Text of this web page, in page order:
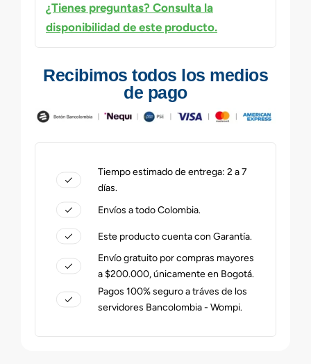
¿Tienes preguntas? Consulta la
disponibilidad de este producto.
Recibimos todos los medios
de pago
Tiempo estimado de entrega: 2 a 7
días.
Envíos a todo Colombia.
Este producto cuenta con Garantía.
Envío gratuito por compras mayores
a $200.000, únicamente en Bogotá.
Pagos 100% seguro a tráves de los
servidores Bancolombia - Wompi.